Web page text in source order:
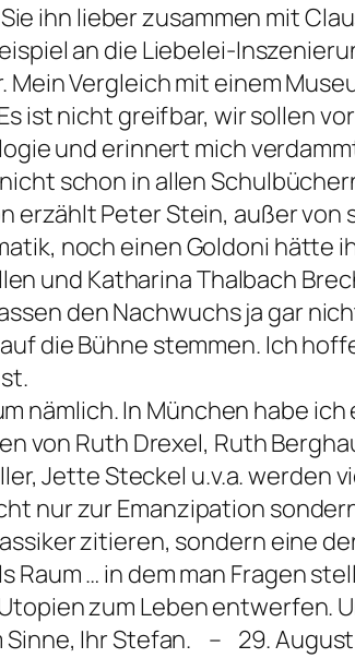
ihn lieber zusammen mit
an die Liebelei-
Vergleich mit einem
ist nicht greifbar, wir sollen
und erinnert mich
schon in allen
erzählt Peter Stein, außer von
noch einen Goldoni hätte
und Katharina Thalbach
den Nachwuchs ja gar
die Bühne stemmen. Ich
nämlich. In München habe ich
von Ruth Drexel, Ruth
Jette Steckel u.v.a. werden
nur zur Emanzipation
zitieren, sondern eine
… in dem man Fragen
zum Leben entwerfen.
Sinne, Ihr Stefan. – 29. August